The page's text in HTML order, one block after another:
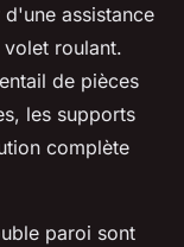
assistance
roulant.
de pièces
les supports
complète
paroi sont